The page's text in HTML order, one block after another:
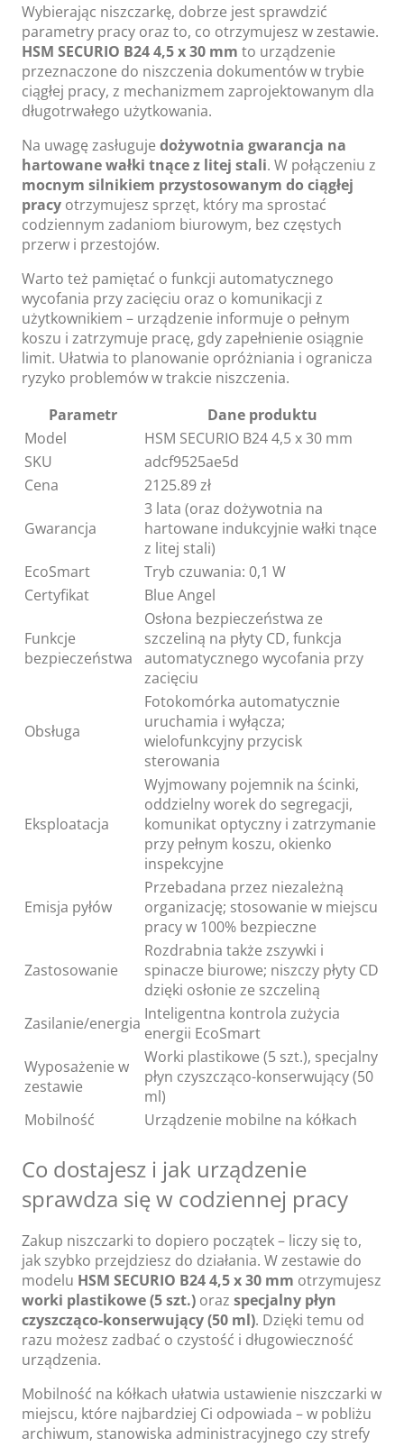
Wybierając niszczarkę, dobrze jest sprawdzić
parametry pracy oraz to, co otrzymujesz w zestawie.
HSM SECURIO B24 4,5 x 30 mm to urządzenie
przeznaczone do niszczenia dokumentów w trybie
ciągłej pracy, z mechanizmem zaprojektowanym dla
długotrwałego użytkowania.
Na uwagę zasługuje dożywotnia gwarancja na
hartowane wałki tnące z litej stali. W połączeniu z
mocnym silnikiem przystosowanym do ciągłej
pracy otrzymujesz sprzęt, który ma sprostać
codziennym zadaniom biurowym, bez częstych
przerw i przestojów.
Warto też pamiętać o funkcji automatycznego
wycofania przy zacięciu oraz o komunikacji z
użytkownikiem – urządzenie informuje o pełnym
koszu i zatrzymuje pracę, gdy zapełnienie osiągnie
limit. Ułatwia to planowanie opróżniania i ogranicza
ryzyko problemów w trakcie niszczenia.
Parametr
Dane produktu
Model
HSM SECURIO B24 4,5 x 30 mm
SKU
adcf9525ae5d
Cena
2125.89 zł
Gwarancja
3 lata (oraz dożywotnia na
hartowane indukcyjnie wałki tnące
z litej stali)
EcoSmart
Tryb czuwania: 0,1 W
Certyfikat
Blue Angel
Funkcje
bezpieczeństwa
Osłona bezpieczeństwa ze
szczeliną na płyty CD, funkcja
automatycznego wycofania przy
zacięciu
Obsługa
Fotokomórka automatycznie
uruchamia i wyłącza;
wielofunkcyjny przycisk
sterowania
Eksploatacja
Wyjmowany pojemnik na ścinki,
oddzielny worek do segregacji,
komunikat optyczny i zatrzymanie
przy pełnym koszu, okienko
inspekcyjne
Emisja pyłów
Przebadana przez niezależną
organizację; stosowanie w miejscu
pracy w 100% bezpieczne
Zastosowanie
Rozdrabnia także zszywki i
spinacze biurowe; niszczy płyty CD
dzięki osłonie ze szczeliną
Zasilanie/energia Inteligentna kontrola zużycia
energii EcoSmart
Wyposażenie w
zestawie
Worki plastikowe (5 szt.), specjalny
płyn czyszcząco-konserwujący (50
ml)
Mobilność
Urządzenie mobilne na kółkach
Co dostajesz i jak urządzenie
sprawdza się w codziennej pracy
Zakup niszczarki to dopiero początek – liczy się to,
jak szybko przejdziesz do działania. W zestawie do
modelu HSM SECURIO B24 4,5 x 30 mm otrzymujesz
worki plastikowe (5 szt.) oraz specjalny płyn
czyszcząco-konserwujący (50 ml). Dzięki temu od
razu możesz zadbać o czystość i długowieczność
urządzenia.
Mobilność na kółkach ułatwia ustawienie niszczarki w
miejscu, które najbardziej Ci odpowiada – w pobliżu
archiwum, stanowiska administracyjnego czy strefy